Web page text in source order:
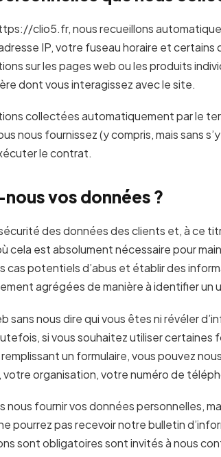
clio5.fr, nous recueillons
IP, votre fuseau horaire et certains
sur les pages web ou les produits
dont vous interagissez avec le site.
collectées automatiquement par le
nous fournissez (y compris, mais sans
le contrat.
vos données ?
des données des clients et, à ce
cela est absolument nécessaire pour
cas potentiels d’abus et établir des
agrégées de manière à identifier un
sans nous dire qui vous êtes ni révéler
si vous souhaitez utiliser
un formulaire, vous pouvez
votre organisation, votre numéro de
nous fournir vos données personnelles,
pourrez pas recevoir notre bulletin
sont obligatoires sont invités à nous